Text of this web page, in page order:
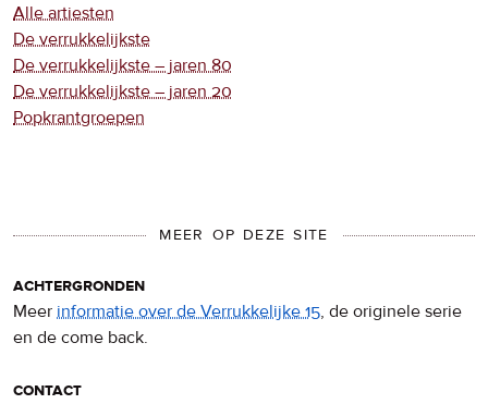
Alle artiesten
De verrukkelijkste
De verrukkelijkste – jaren 80
De verrukkelijkste – jaren 20
Popkrantgroepen
MEER OP DEZE SITE
achtergronden
Meer informatie over de Verrukkelijke 15, de originele serie
en de come back.
contact